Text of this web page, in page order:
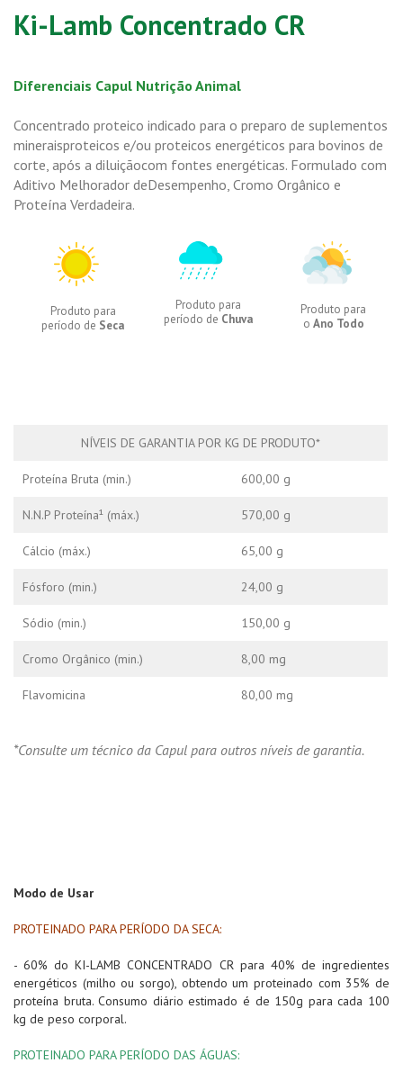
Ki-Lamb Concentrado CR
Diferenciais Capul Nutrição Animal
Concentrado proteico indicado para o preparo de suplementos
mineraisproteicos e/ou proteicos energéticos para bovinos de
corte, após a diluiçãocom fontes energéticas. Formulado com
Aditivo Melhorador deDesempenho, Cromo Orgânico e
Proteína Verdadeira.
Produto para
período de Seca
Produto para
período de Chuva
Produto para
o Ano Todo
NÍVEIS DE GARANTIA POR KG DE PRODUTO*
Proteína Bruta (min.) 600,00 g
N.N.P Proteína¹ (máx.) 570,00 g
Cálcio (máx.) 65,00 g
Fósforo (min.) 24,00 g
Sódio (min.) 150,00 g
Cromo Orgânico (min.) 8,00 mg
Flavomicina 80,00 mg
*Consulte um técnico da Capul para outros níveis de garantia.
Modo de Usar
PROTEINADO PARA PERÍODO DA SECA:
- 60% do KI-LAMB CONCENTRADO CR para 40% de ingredientes
energéticos (milho ou sorgo), obtendo um proteinado com 35% de
proteína bruta. Consumo diário estimado é de 150g para cada 100
kg de peso corporal.
PROTEINADO PARA PERÍODO DAS ÁGUAS: